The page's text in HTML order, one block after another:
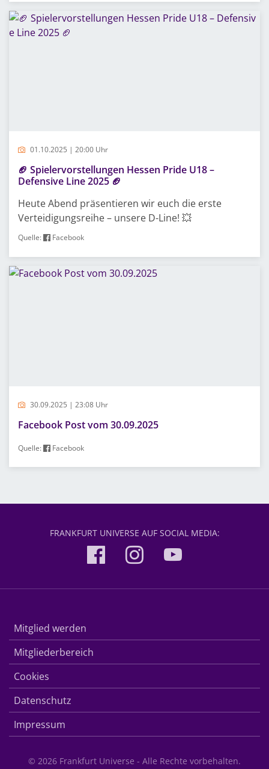
01.10.2025 | 20:00 Uhr
🏈 Spielervorstellungen Hessen Pride U18 –
Defensive Line 2025 🏈
Heute Abend präsentieren wir euch die erste
Verteidigungsreihe – unsere D-Line! 💥
Quelle: Facebook
30.09.2025 | 23:08 Uhr
Facebook Post vom 30.09.2025
Quelle: Facebook
FRANKFURT UNIVERSE AUF SOCIAL MEDIA:
Mitglied werden
Mitgliederbereich
Cookies
Datenschutz
Impressum
© 2026 Frankfurt Universe - Alle Rechte vorbehalten.